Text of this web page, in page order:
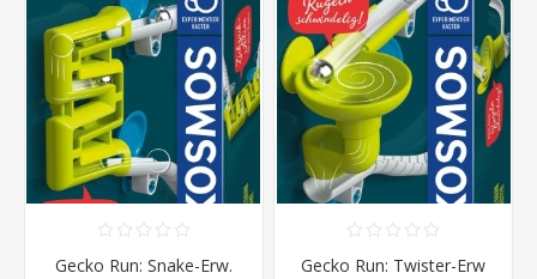
Gecko Run: Snake-Erw. Gecko Run: Twister-Erw